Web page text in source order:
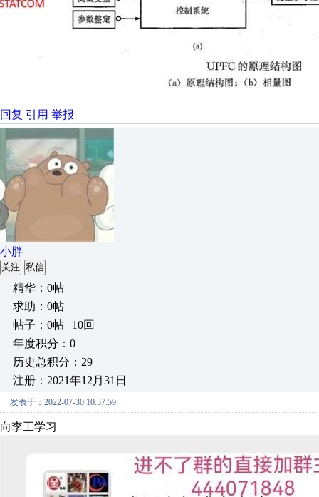
回复 引用 举报
小胖
关注 私信
精华：0帖
求助：0帖
帖子：0帖 | 10回
年度积分：0
历史总积分：29
注册：2021年12月31日
发表于：2022-07-30 10:57:59
向李工学习